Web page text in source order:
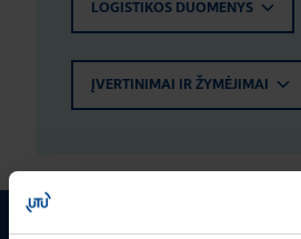
LOGISTIKOS DUOMENYS
ĮVERTINIMAI IR ŽYMĖJIMAI